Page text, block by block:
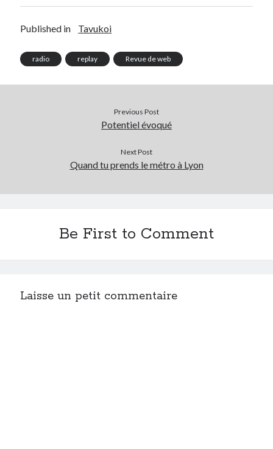
Published in Tavukoi
radio replay Revue de web
Previous Post
Potentiel évoqué
Next Post
Quand tu prends le métro à Lyon
Be First to Comment
Laisse un petit commentaire